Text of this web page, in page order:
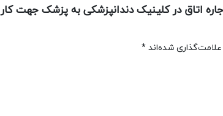
اتاق در کلینیک دندانپزشکی به پزشک جهت کار
شده‌اند*